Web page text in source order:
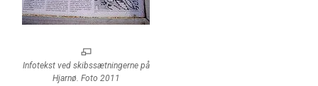
Infotekst ved skibssætningerne på
Hjarnø. Foto 2011